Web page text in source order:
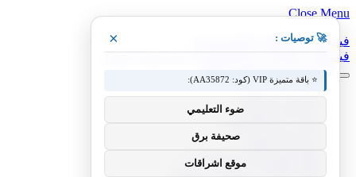
Close Menu
فيسبوك X (Twitter)
فيسبوك X (Twitter) الانستغرام بينتيريست فيميو
معدات وصناعات
سيارات ومعدات
عالم المحركات والسيارات
آفاق الطيران والطيران التقني
🚀 توصيات : ×
⭐ باقة متميزة VIP (كود: AA35872):
ضوء التعليمي
صحيفة برق
موقع اشراقات